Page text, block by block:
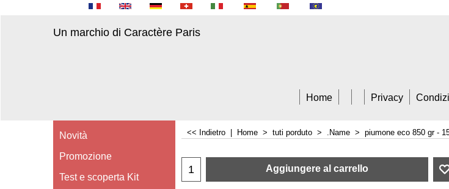
A
Un marchio di Caractère Paris
Home Privacy
Novità
Promozione
Test e scoperta Kit
<< Indietro Home > tuti porduto > .Name > piumone eco 850 gr -
Aggiungere al carrello